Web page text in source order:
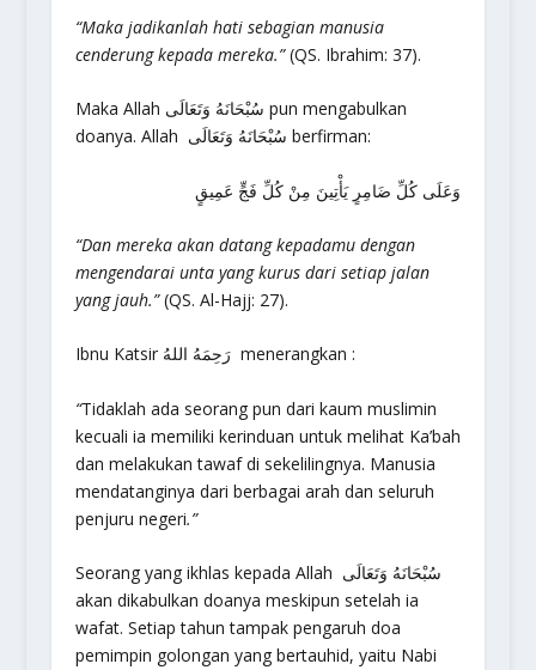
“Maka jadikanlah hati sebagian manusia
cenderung kepada mereka.”(QS. Ibrahim: 37).
Maka Allah سُبْحَانَهُ وَتَعَالَى pun mengabulkan
doanya. Allah سُبْحَانَهُ وَتَعَالَى berfirman:
وَعَلَى كُلِّ ضَامِرٍ يَأْتِينَ مِنْ كُلِّ فَجٍّ عَمِيقٍ
“Dan mereka akan datang kepadamu dengan
mengendarai unta yang kurus dari setiap jalan
yang jauh.”(QS. Al-Hajj: 27).
Ibnu Katsir رَحِمَهُ اللهُ menerangkan :
“Tidaklah ada seorang pun dari kaum muslimin
kecuali ia memiliki kerinduan untuk melihat Ka’bah
dan melakukan tawaf di sekelilingnya. Manusia
mendatanginya dari berbagai arah dan seluruh
penjuru negeri.”
Seorang yang ikhlas kepada Allah سُبْحَانَهُ وَتَعَالَى
akan dikabulkan doanya meskipun setelah ia
wafat. Setiap tahun tampak pengaruh doa
pemimpin golongan yang bertauhid, yaitu Nabi